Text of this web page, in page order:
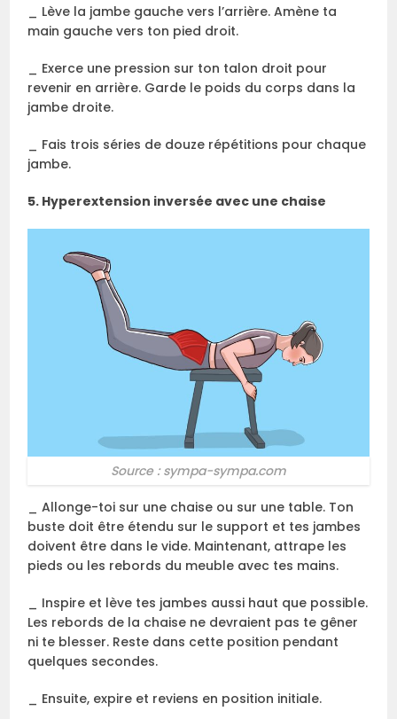
_ Lève la jambe gauche vers l’arrière. Amène ta
main gauche vers ton pied droit.
_ Exerce une pression sur ton talon droit pour
revenir en arrière. Garde le poids du corps dans la
jambe droite.
_ Fais trois séries de douze répétitions pour chaque
jambe.
5. Hyperextension inversée avec une chaise
Source : sympa-sympa.com
_ Allonge-toi sur une chaise ou sur une table. Ton
buste doit être étendu sur le support et tes jambes
doivent être dans le vide. Maintenant, attrape les
pieds ou les rebords du meuble avec tes mains.
_ Inspire et lève tes jambes aussi haut que possible.
Les rebords de la chaise ne devraient pas te gêner
ni te blesser. Reste dans cette position pendant
quelques secondes.
_ Ensuite, expire et reviens en position initiale.